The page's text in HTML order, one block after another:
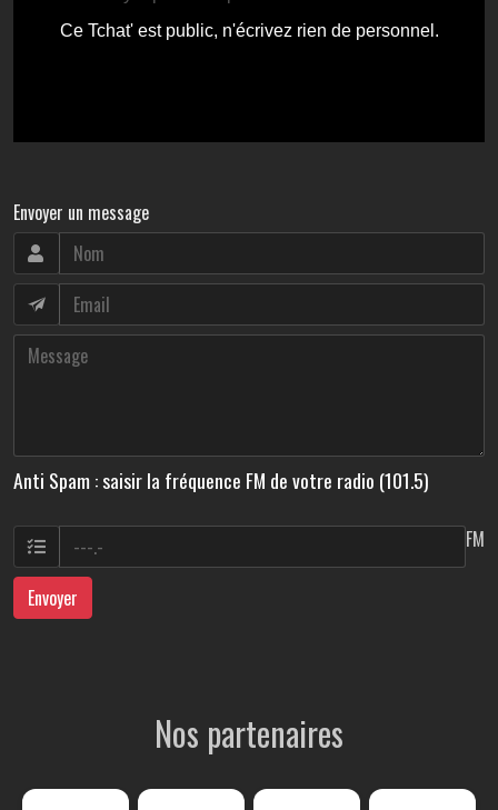
Envoyer un message
Anti Spam : saisir la fréquence FM de votre radio (101.5)
FM
Envoyer
Nos partenaires